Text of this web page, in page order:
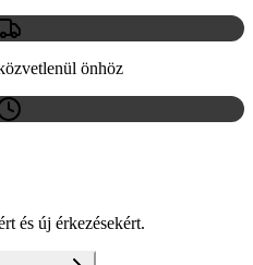
önhöz
és új érkezésekért.